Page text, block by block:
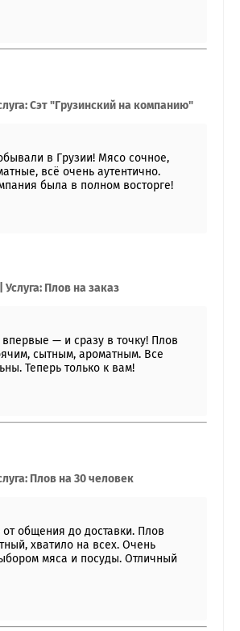
Сэт "Грузинский на компанию"
в Грузии! Мясо сочное,
всё очень аутентично.
была в полном восторге!
Плов на заказ
— и сразу в точку! Плов
сытным, ароматным. Все
Теперь только к вам!
Плов на 30 человек
общения до доставки. Плов
хватило на всех. Очень
мяса и посуды. Отличный